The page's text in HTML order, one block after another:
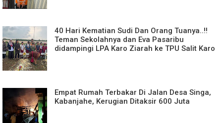
40 Hari Kematian Sudi Dan Orang Tuanya..!!
Teman Sekolahnya dan Eva Pasaribu
didampingi LPA Karo Ziarah ke TPU Salit Karo
Empat Rumah Terbakar Di Jalan Desa Singa,
Kabanjahe, Kerugian Ditaksir 600 Juta